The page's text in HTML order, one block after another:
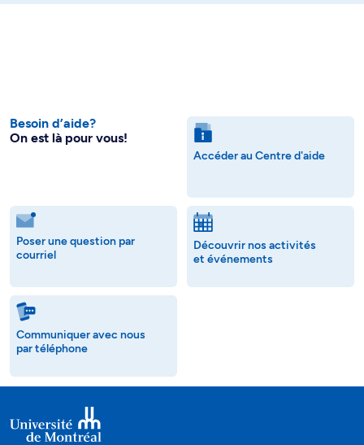
Besoin d’aide?
On est là pour vous!
Accéder au Centre d'aide
Poser une question par
courriel
Découvrir nos activités
et événements
Communiquer avec nous
par téléphone